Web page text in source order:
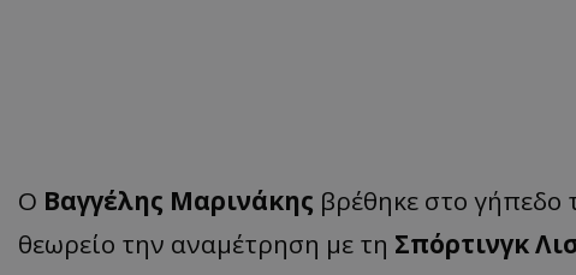
Ο Βαγγέλης Μαρινάκης βρέθηκε στο γήπεδο
θεωρείο την αναμέτρηση με τη Σπόρτινγκ